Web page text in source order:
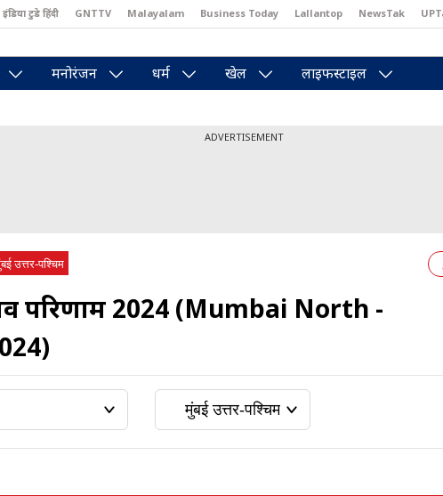
इंडिया टुडे हिंदी GNTTV Malayalam Business Today Lallantop NewsTak
मनोरंजन धर्म खेल लाइफस्टाइल
ADVERTISEMENT
उत्तर-पश्चिम
परिणाम 2024 (Mumbai North -